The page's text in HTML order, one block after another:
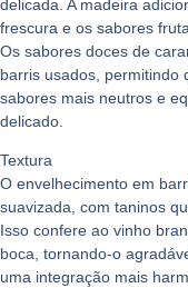
delicada. A madeira
frescura e os sabores
Os sabores doces de
barris usados, permitindo
sabores mais neutros e
delicado.
Textura
O envelhecimento em
suavizada, com taninos
Isso confere ao vinho
boca, tornando-o
uma integração mais